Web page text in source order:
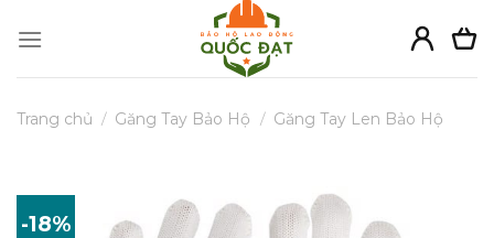
Trang chủ / Găng Tay Bảo Hộ / Găng Tay Len Bảo Hộ
-18%